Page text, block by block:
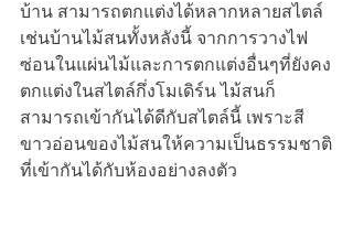
บ้าน สามารถตกแต่งได้หลากหลายสไตล์
เช่นบ้านไม้สนทั้งหลังนี้ จากการวางไฟ
ซ่อนในแผ่นไม้และการตกแต่งอื่นๆที่ยังคง
ตกแต่งในสไตล์กึ่งโมเดิร์น ไม้สนก็
สามารถเข้ากันได้ดีกับสไตล์นี้ เพราะสี
ขาวอ่อนของไม้สนให้ความเป็นธรรมชาติ
ที่เข้ากันได้กับห้องอย่างลงตัว